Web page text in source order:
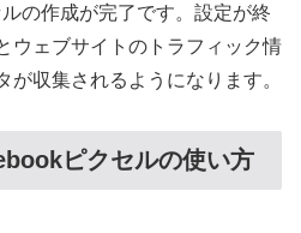
の作成が完了です。設定が終
ウェブサイトのトラフィック情
収集されるようになります。
ピクセルの使い方